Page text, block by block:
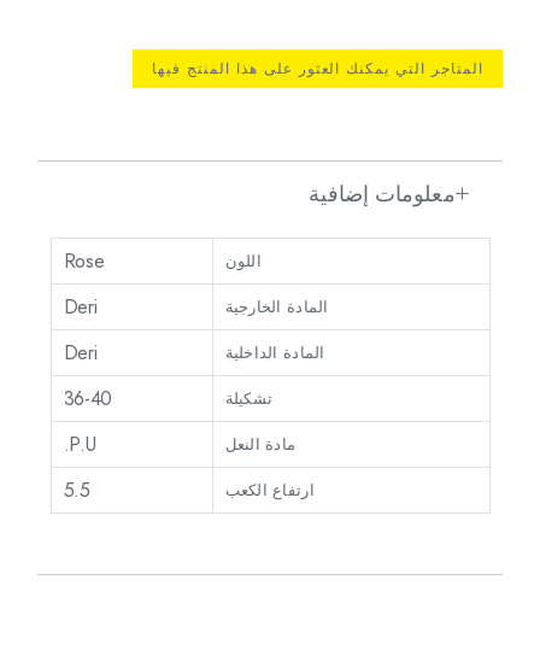
المتاجر التي يمكنك العثور على هذا المنتج فيها
معلومات إضافية
اللون Rose
المادة الخارجية Deri
المادة الداخلية Deri
تشكيلة 36-40
مادة النعل P.U.
ارتفاع الكعب 5.5